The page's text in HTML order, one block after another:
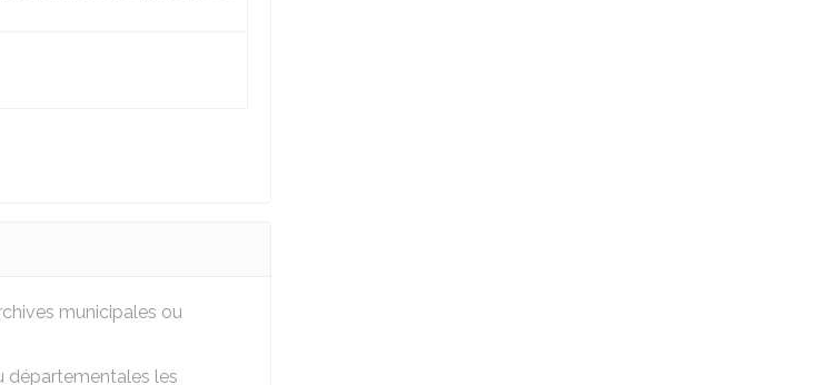
municipales ou
départementales les